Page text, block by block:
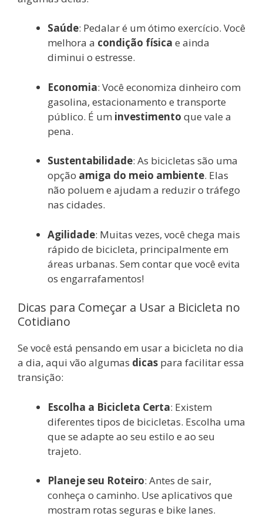
Saúde: Pedalar é um ótimo exercício. Você
melhora a condição física e ainda
diminui o estresse.
Economia: Você economiza dinheiro com
gasolina, estacionamento e transporte
público. É um investimento que vale a
pena.
Sustentabilidade: As bicicletas são uma
opção amiga do meio ambiente. Elas
não poluem e ajudam a reduzir o tráfego
nas cidades.
Agilidade: Muitas vezes, você chega mais
rápido de bicicleta, principalmente em
áreas urbanas. Sem contar que você evita
os engarrafamentos!
Dicas para Começar a Usar a Bicicleta no
Cotidiano
Se você está pensando em usar a bicicleta no dia
a dia, aqui vão algumas dicas para facilitar essa
transição:
Escolha a Bicicleta Certa: Existem
diferentes tipos de bicicletas. Escolha uma
que se adapte ao seu estilo e ao seu
trajeto.
Planeje seu Roteiro: Antes de sair,
conheça o caminho. Use aplicativos que
mostram rotas seguras e bike lanes.